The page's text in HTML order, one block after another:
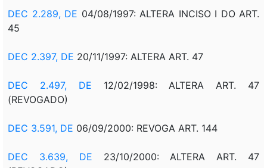
DEC 2.289, DE 04/08/1997: ALTERA INCISO I DO ART.
45
DEC 2.397, DE 20/11/1997: ALTERA ART. 47
DEC 2.497, DE 12/02/1998: ALTERA ART. 47
(REVOGADO)
DEC 3.591, DE 06/09/2000: REVOGA ART. 144
DEC 3.639, DE 23/10/2000: ALTERA ART. 47